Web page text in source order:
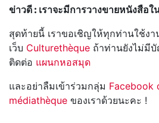
ข่าวดี : เราจะมีการวางขายหนังสือ
สุดท้ายนี้ เราขอเชิญให้ทุกท่านใช้ง
เว็บ Culturethèque ถ้าท่านยังไม่มี
ติดต่อ แผนกหอสมุด
และอย่าลืมเข้าร่วมกลุ่ม Facebook
médiathèque ของเราด้วยนะคะ !